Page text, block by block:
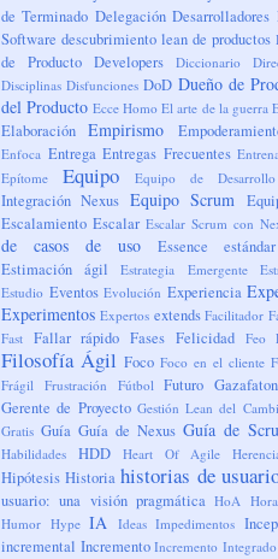
de Terminado Delegación Desarrolladores
Software descubrimiento lean de productos
de Producto Developers Diccionario
Disciplinas Disfunciones DoD Dueño de
del Producto Ecce Homo El arte de la guerra
Elaboración Empirismo
Enfoca Entrega Entregas Frecuentes
Epítome
Equipo Equipo de Desarrollo
Integración Nexus Equipo Scrum
Escalamiento Escalar Escalar Scrum con
de casos de uso
Essence estándar
Estimación ágil
Estrategia Emergente
Estudio Eventos Evolución Experiencia
Experimentos Expertos extends Facilitador
Fast Fallar rápido Fases Felicidad Feo
Filosofía Ágil Foco Foco en el cliente
Frágil Frustración Fútbol Futuro
Gerente de Proyecto Gestión Lean del
Gratis Guía Guía de Nexus Guía de
Habilidades HDD Heart Of Agile
Hipótesis Historia historias de
usuario: una visión pragmática HoA
Humor Hype IA Ideas Impedimentos
incremental Incremento Incremento Integrado